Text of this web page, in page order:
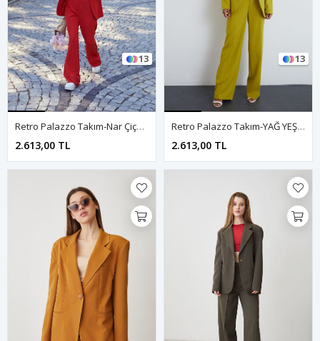
13
Retro Palazzo Takım-Nar Çiçeği
2.613,00 TL
13
Retro Palazzo Takım-YAĞ YEŞİLİ
2.613,00 TL